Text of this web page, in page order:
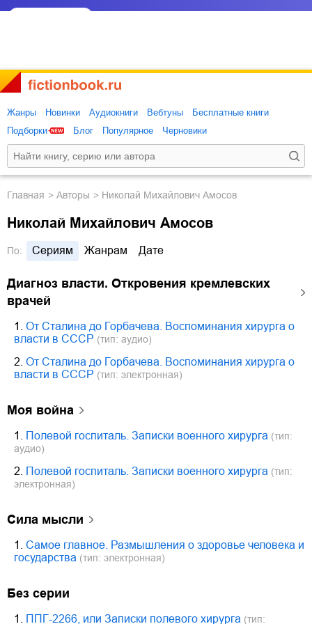
Жанры Новинки Аудиокниги Вебтуны
Бесплатные книги
Подборки
Блог Популярное Черновики
Главная Авторы Николай Михайлович Амосов
Николай Михайлович Амосов
По: Сериям Жанрам Дате
Диагноз власти. Откровения кремлевских
врачей
1. От Сталина до Горбачева. Воспоминания хирурга о
власти в СССР (тип: аудио)
2. От Сталина до Горбачева. Воспоминания хирурга о
власти в СССР (тип: электронная)
Моя война
1. Полевой госпиталь. Записки военного хирурга (тип:
аудио)
2. Полевой госпиталь. Записки военного хирурга (тип:
электронная)
Сила мысли
1. Самое главное. Размышления о здоровье человека и
государства (тип: электронная)
Без серии
1. ППГ-2266, или Записки полевого хирурга (тип: